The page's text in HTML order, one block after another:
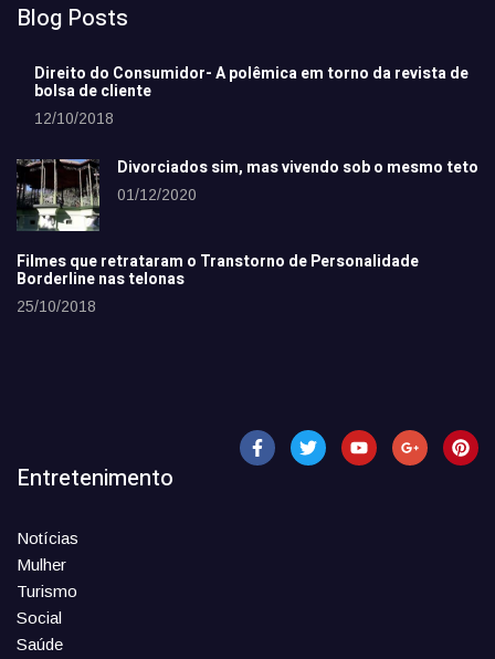
Blog Posts
Direito do Consumidor- A polêmica em torno da revista de
bolsa de cliente
12/10/2018
Divorciados sim, mas vivendo sob o mesmo teto
01/12/2020
Filmes que retrataram o Transtorno de Personalidade
Borderline nas telonas
25/10/2018
Entretenimento
Notícias
Mulher
Turismo
Social
Saúde